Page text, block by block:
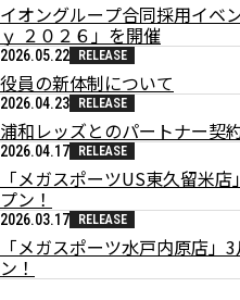
イオングループ合同採用イベ
ｙ ２０２６」を開催
2026.05.22 RELEASE
役員の新体制について
2026.04.23 RELEASE
浦和レッズとのパートナー契
2026.04.17 RELEASE
「メガスポーツUS東久留米
プン！
2026.03.17 RELEASE
「メガスポーツ水戸内原店
ン！